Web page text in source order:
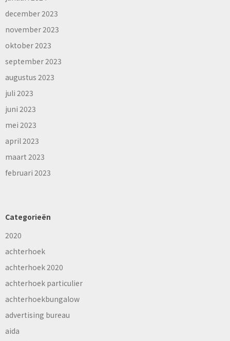
december 2023
november 2023
oktober 2023
september 2023
augustus 2023
juli 2023
juni 2023
mei 2023
april 2023
maart 2023
februari 2023
Categorieën
2020
achterhoek
achterhoek 2020
achterhoek particulier
achterhoekbungalow
advertising bureau
aida